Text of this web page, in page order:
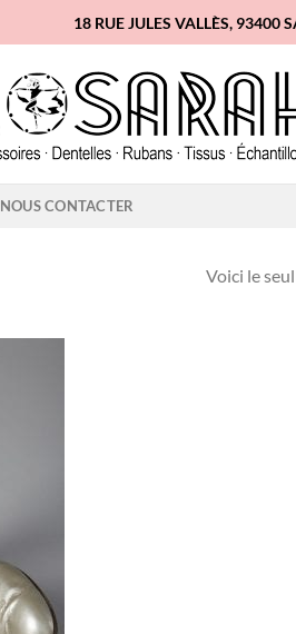
18 RUE JULES VALLÈS, 93400
NOUS CONTACTER
Voici le